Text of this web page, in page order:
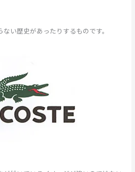
い歴史があったりするものです。